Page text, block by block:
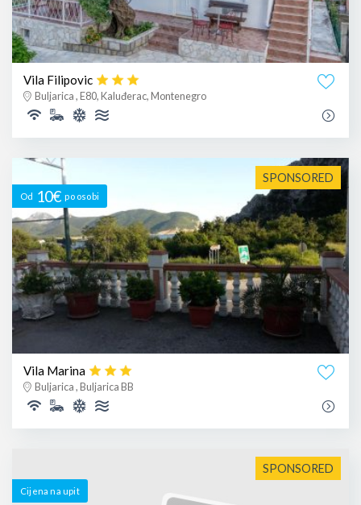
Vila Filipovic
Buljarica , E80, Kaluđerac, Montenegro
SPONSORED
Od 10€ po osobi
Vila Marina
Buljarica , Buljarica BB
SPONSORED
Cijena na upit